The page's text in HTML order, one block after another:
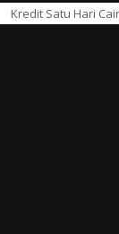
Kredit Satu Hari Cair